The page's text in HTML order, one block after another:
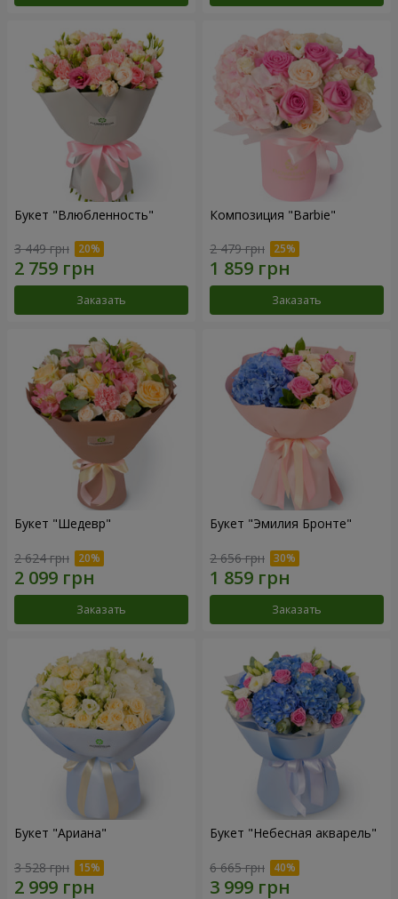
Букет "Влюбленность"
3 449 грн
Заказать
Композиция "Barbie"
2 479 грн
Заказать
Букет "Шедевр"
2 624 грн
Заказать
Букет "Эмилия Бронте"
2 656 грн
Заказать
Букет "Ариана"
3 528 грн
Букет "Небесная акварель"
6 665 грн